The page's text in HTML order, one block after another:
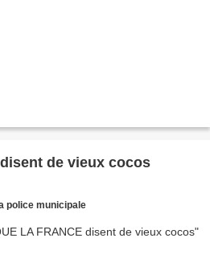
de vieux cocos
police municipale